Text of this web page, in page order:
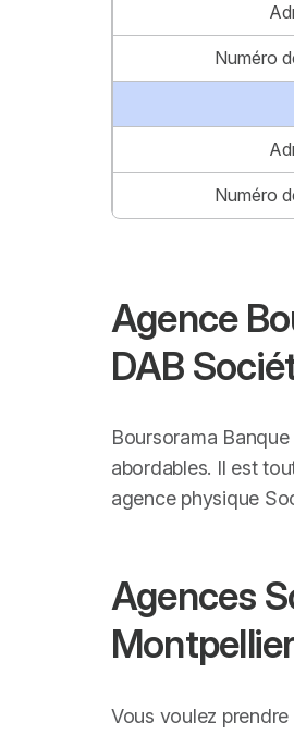
Numéro
Numéro
Agence
DAB
Boursorama
abordables. Il est
agence physique
Agences
Vous voulez